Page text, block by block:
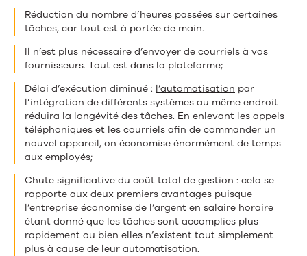
Réduction du nombre d’heures passées sur certaines
tâches, car tout est à portée de main.
Il n’est plus nécessaire d’envoyer de courriels à vos
fournisseurs. Tout est dans la plateforme;
Délai d’exécution diminué : l’automatisation par
l’intégration de différents systèmes au même endroit
réduira la longévité des tâches. En enlevant les appels
téléphoniques et les courriels afin de commander un
nouvel appareil, on économise énormément de temps
aux employés;
Chute significative du coût total de gestion : cela se
rapporte aux deux premiers avantages puisque
l’entreprise économise de l’argent en salaire horaire
étant donné que les tâches sont accomplies plus
rapidement ou bien elles n’existent tout simplement
plus à cause de leur automatisation.